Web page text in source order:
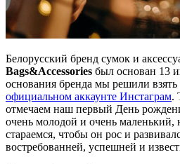
Белорусский бренд сумок и
Bags&Accessories был основан 13
основания бренда мы решили
официальном аккаунте Инстаграм.
отмечаем наш первый День
очень молодой и очень
стараемся, чтобы он рос и
востребованней, успешней и